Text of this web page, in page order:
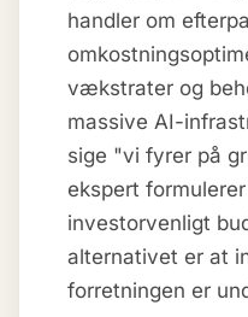
handler om
vækstrater og
massive AI-
sige "vi fyrer på
ekspert
investorvenligt
alternativet er at
forretningen er